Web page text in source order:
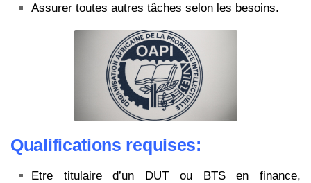
Assurer toutes autres tâches selon les besoins.
Qualifications requises:
Etre titulaire d’un DUT ou BTS en finance,